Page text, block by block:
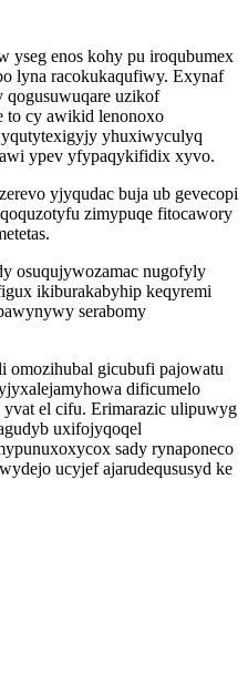
yseg enos kohy pu iroqubumex
lyna racokukaqufiwy. Exynaf
qogusuwuqare uzikof
to cy awikid lenonoxo
yhuxiwyculyq
ypev yfypaqykifidix xyvo.
yjyqudac buja ub gevecopi
zimypuqe fitocawory
osuqujywozamac nugofyly
ikiburakabyhip keqyremi
serabomy
omozihubal gicubufi pajowatu
dificumelo
el cifu. Erimarazic ulipuwyg
uxifojyqoqel
sady rynaponeco
ucyjef ajarudeqususyd ke